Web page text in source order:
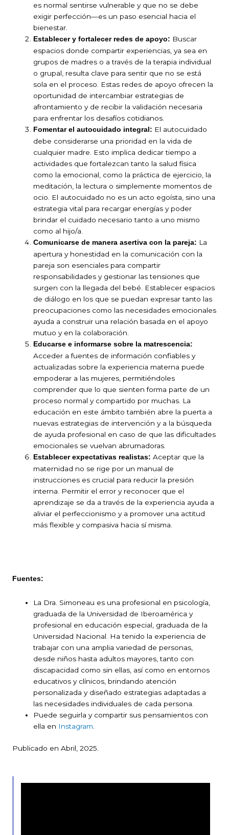
es normal sentirse vulnerable y que no se debe
exigir perfección—es un paso esencial hacia el
bienestar.
Establecer y fortalecer redes de apoyo: Buscar
espacios donde compartir experiencias, ya sea en
grupos de madres o a través de la terapia individual
o grupal, resulta clave para sentir que no se está
sola en el proceso. Estas redes de apoyo ofrecen la
oportunidad de intercambiar estrategias de
afrontamiento y de recibir la validación necesaria
para enfrentar los desafíos cotidianos.
Fomentar el autocuidado integral: El autocuidado
debe considerarse una prioridad en la vida de
cualquier madre. Esto implica dedicar tiempo a
actividades que fortalezcan tanto la salud física
como la emocional, como la práctica de ejercicio, la
meditación, la lectura o simplemente momentos de
ocio. El autocuidado no es un acto egoísta, sino una
estrategia vital para recargar energías y poder
brindar el cuidado necesario tanto a uno mismo
como al hijo/a.
Comunicarse de manera asertiva con la pareja: La
apertura y honestidad en la comunicación con la
pareja son esenciales para compartir
responsabilidades y gestionar las tensiones que
surgen con la llegada del bebé. Establecer espacios
de diálogo en los que se puedan expresar tanto las
preocupaciones como las necesidades emocionales
ayuda a construir una relación basada en el apoyo
mutuo y en la colaboración.
Educarse e informarse sobre la matrescencia:
Acceder a fuentes de información confiables y
actualizadas sobre la experiencia materna puede
empoderar a las mujeres, permitiéndoles
comprender que lo que sienten forma parte de un
proceso normal y compartido por muchas. La
educación en este ámbito también abre la puerta a
nuevas estrategias de intervención y a la búsqueda
de ayuda profesional en caso de que las dificultades
emocionales se vuelvan abrumadoras.
Establecer expectativas realistas:Aceptar que la
maternidad no se rige por un manual de
instrucciones es crucial para reducir la presión
interna. Permitir el error y reconocer que el
aprendizaje se da a través de la experiencia ayuda a
aliviar el perfeccionismo y a promover una actitud
más flexible y compasiva hacia sí misma.
Fuentes:
La Dra. Simoneau es una profesional en psicología,
graduada de la Universidad de Iberoamérica y
profesional en educación especial, graduada de la
Universidad Nacional. Ha tenido la experiencia de
trabajar con una amplia variedad de personas,
desde niños hasta adultos mayores, tanto con
discapacidad como sin ellas, así como en entornos
educativos y clínicos, brindando atención
personalizada y diseñado estrategias adaptadas a
las necesidades individuales de cada persona.
Puede seguirla y compartir sus pensamientos con
ella en Instagram
Publicado en Abril, 2025.